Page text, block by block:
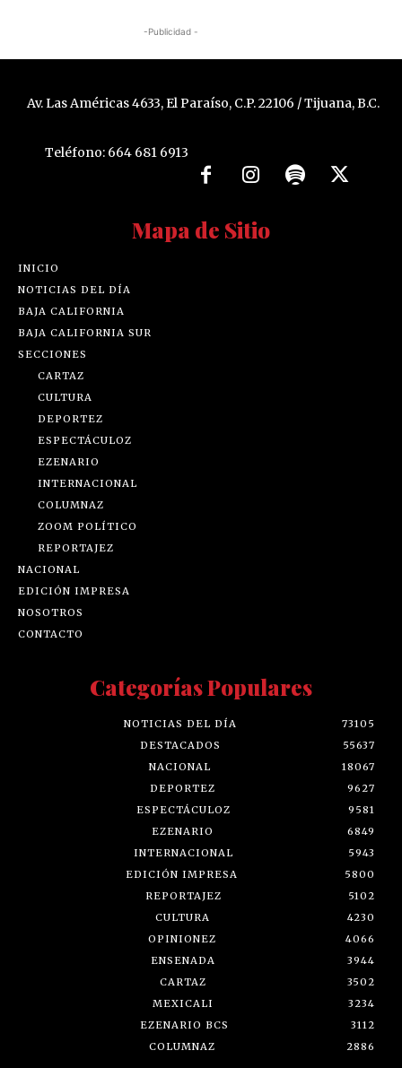
-Publicidad -
Av. Las Américas 4633, El Paraíso, C.P. 22106 / Tijuana, B.C.
Teléfono: 664 681 6913
Mapa de Sitio
INICIO
NOTICIAS DEL DÍA
BAJA CALIFORNIA
BAJA CALIFORNIA SUR
SECCIONES
CARTAZ
CULTURA
DEPORTEZ
ESPECTÁCULOZ
EZENARIO
INTERNACIONAL
COLUMNAZ
ZOOM POLÍTICO
REPORTAJEZ
NACIONAL
EDICIÓN IMPRESA
NOSOTROS
CONTACTO
Categorías Populares
NOTICIAS DEL DÍA
73105
DESTACADOS
55637
NACIONAL
18067
DEPORTEZ
9627
ESPECTÁCULOZ
9581
EZENARIO
6849
INTERNACIONAL
5943
EDICIÓN IMPRESA
5800
REPORTAJEZ
5102
CULTURA
4230
OPINIONEZ
4066
ENSENADA
3944
CARTAZ
3502
MEXICALI
3234
EZENARIO BCS
3112
COLUMNAZ
2886